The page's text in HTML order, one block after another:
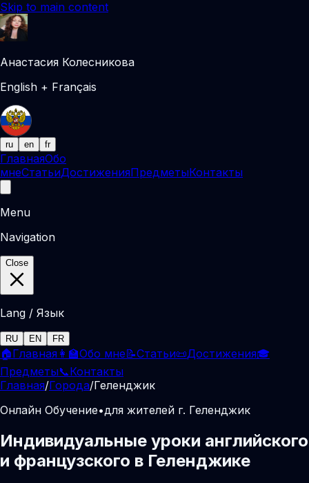
Skip to main content
Анастасия Колесникова
English + Français
ru en fr
ГлавнаяОбо
мнеСтатьиДостиженияПредметыКонтакты
Menu
Navigation
Close
Lang / Язык
RU EN FR
🏠Главная 👩‍🏫Обо мне📝Статьи📜Достижения🎓
Предметы📞Контакты
Главная/Города/Геленджик
Онлайн Обучение•для жителей г. Геленджик
Индивидуальные уроки английского
и французского в Геленджике